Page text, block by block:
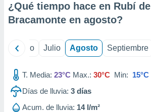
¿Qué tiempo hace en Rubí de
Bracamonte en agosto?
Junio Julio Agosto Septiembre
T. Media: 23°C Max.: 30°C Min: 15°C
Días de lluvia: 3 días
Acum. de lluvia: 14 l/m²